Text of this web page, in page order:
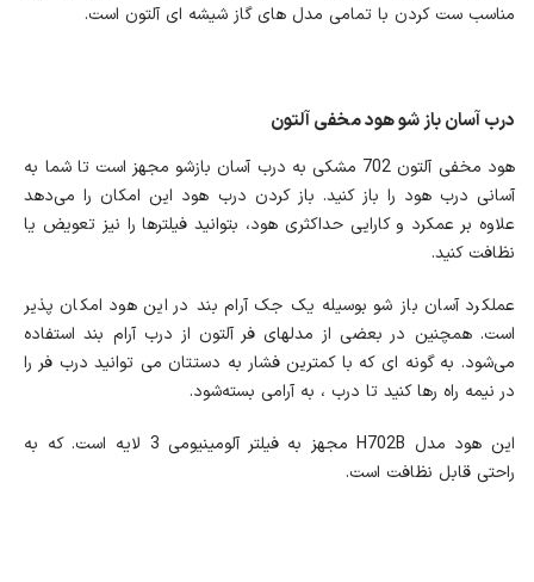
مناسب ست کردن با تمامی مدل های گاز شیشه ای آلتون است.
درب آسان باز شو هود مخفی آلتون
هود مخفی آلتون 702 مشکی به درب آسان بازشو مجهز است تا شما به
آسانی درب هود را باز کنید. باز کردن درب هود این امکان را می‌دهد
علاوه بر عمکرد و کارایی حداکثری هود، بتوانید فیلترها را نیز تعویض یا
نظافت کنید.
عملکرد آسان باز شو بوسیله یک جک آرام بند در این هود امکان پذیر
است. همچنین در بعضی از مدلهای فر آلتون از درب آرام بند استفاده
می‌شود. به گونه ای که با کمترین فشار به دستتان می توانید درب فر را
در نیمه راه رها کنید تا درب ، به آرامی بسته‌شود.
این هود مدل H702B مجهز به فیلتر آلومینیومی 3 لایه است. که به
راحتی قابل نظافت است.